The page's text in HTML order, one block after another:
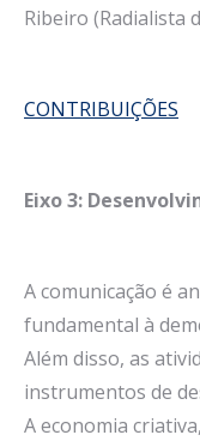
Ribeiro (Radialista
CONTRIBUIÇÕES
Eixo 3:
A comunicação é
fundamental à
Além disso, as
instrumentos de
A economia